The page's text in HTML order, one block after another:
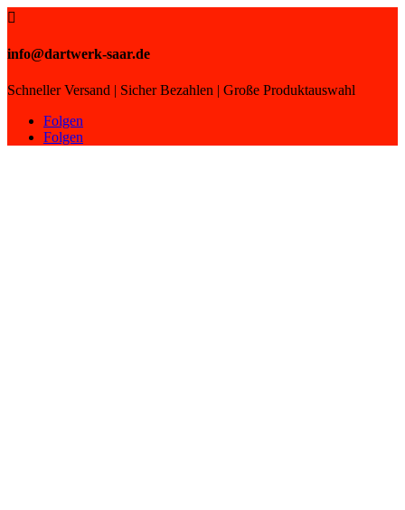

info@dartwerk-saar.de
Schneller Versand | Sicher Bezahlen | Große Produktauswahl
Folgen
Folgen